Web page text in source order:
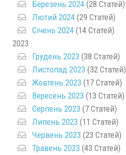
Березень 2024 (28 Статей)
Лютий 2024 (29 Статей)
Січень 2024 (14 Статей)
2023
Грудень 2023 (38 Статей)
Листопад 2023 (32 Статей)
Жовтень 2023 (17 Статей)
Вересень 2023 (13 Статей)
Серпень 2023 (7 Статей)
Липень 2023 (11 Статей)
Червень 2023 (23 Статей)
Травень 2023 (43 Статей)